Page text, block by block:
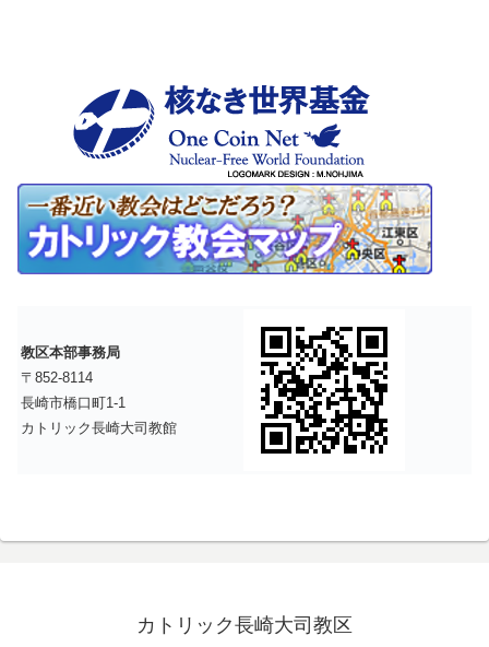
教区本部事務局
〒852-8114
長崎市橋口町1-1
カトリック長崎大司教館
カトリック長崎大司教区